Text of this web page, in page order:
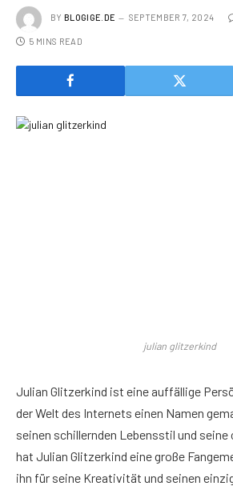
BY BLOGIGE.DE SEPTEMBER 7, 2024
5 MINS READ
julian glitzerkind
Julian Glitzerkind ist eine auffällige
der Welt des Internets einen Namen
seinen schillernden Lebensstil und
hat Julian Glitzerkind eine große
ihn für seine Kreativität und seinen